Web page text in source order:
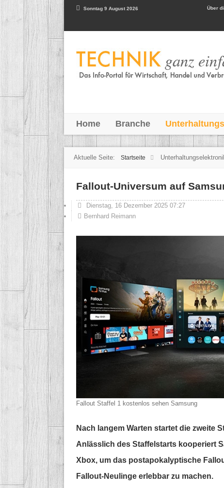
Sonntag 9 August 2026 Über
Home Branche
Aktuelle Seite: Startseite
Fallout-Universum auf
Dienstag, 16 Dezember 2025 07:27
Bernhard Reimann
Fallout Staffel 1 kostenlos sehen Samsung
Nach langem Warten startet die zweite
Anlässlich des Staffelstarts kooperiert
Xbox, um das postapokalyptische
Fallout-Neulinge erlebbar zu machen.